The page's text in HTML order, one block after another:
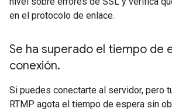
en el protocolo de enlace.
Se ha superado el tiempo de
conexión.
Si puedes conectarte al servidor, pero
RTMP agota el tiempo de espera sin